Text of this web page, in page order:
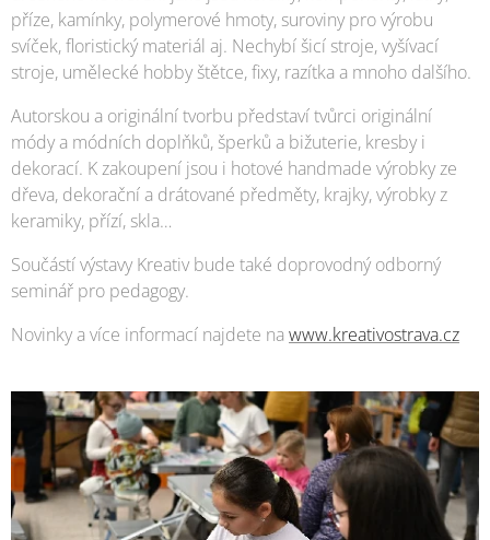
příze, kamínky, polymerové hmoty, suroviny pro výrobu
svíček, floristický materiál aj. Nechybí šicí stroje, vyšívací
stroje, umělecké hobby štětce, fixy, razítka a mnoho dalšího.
Autorskou a originální tvorbu představí tvůrci originální
módy a módních doplňků, šperků a bižuterie, kresby i
dekorací. K zakoupení jsou i hotové handmade výrobky ze
dřeva, dekorační a drátované předměty, krajky, výrobky z
keramiky, přízí, skla…
Součástí výstavy Kreativ bude také doprovodný odborný
seminář pro pedagogy.
Novinky a více informací najdete na www.kreativostrava.cz